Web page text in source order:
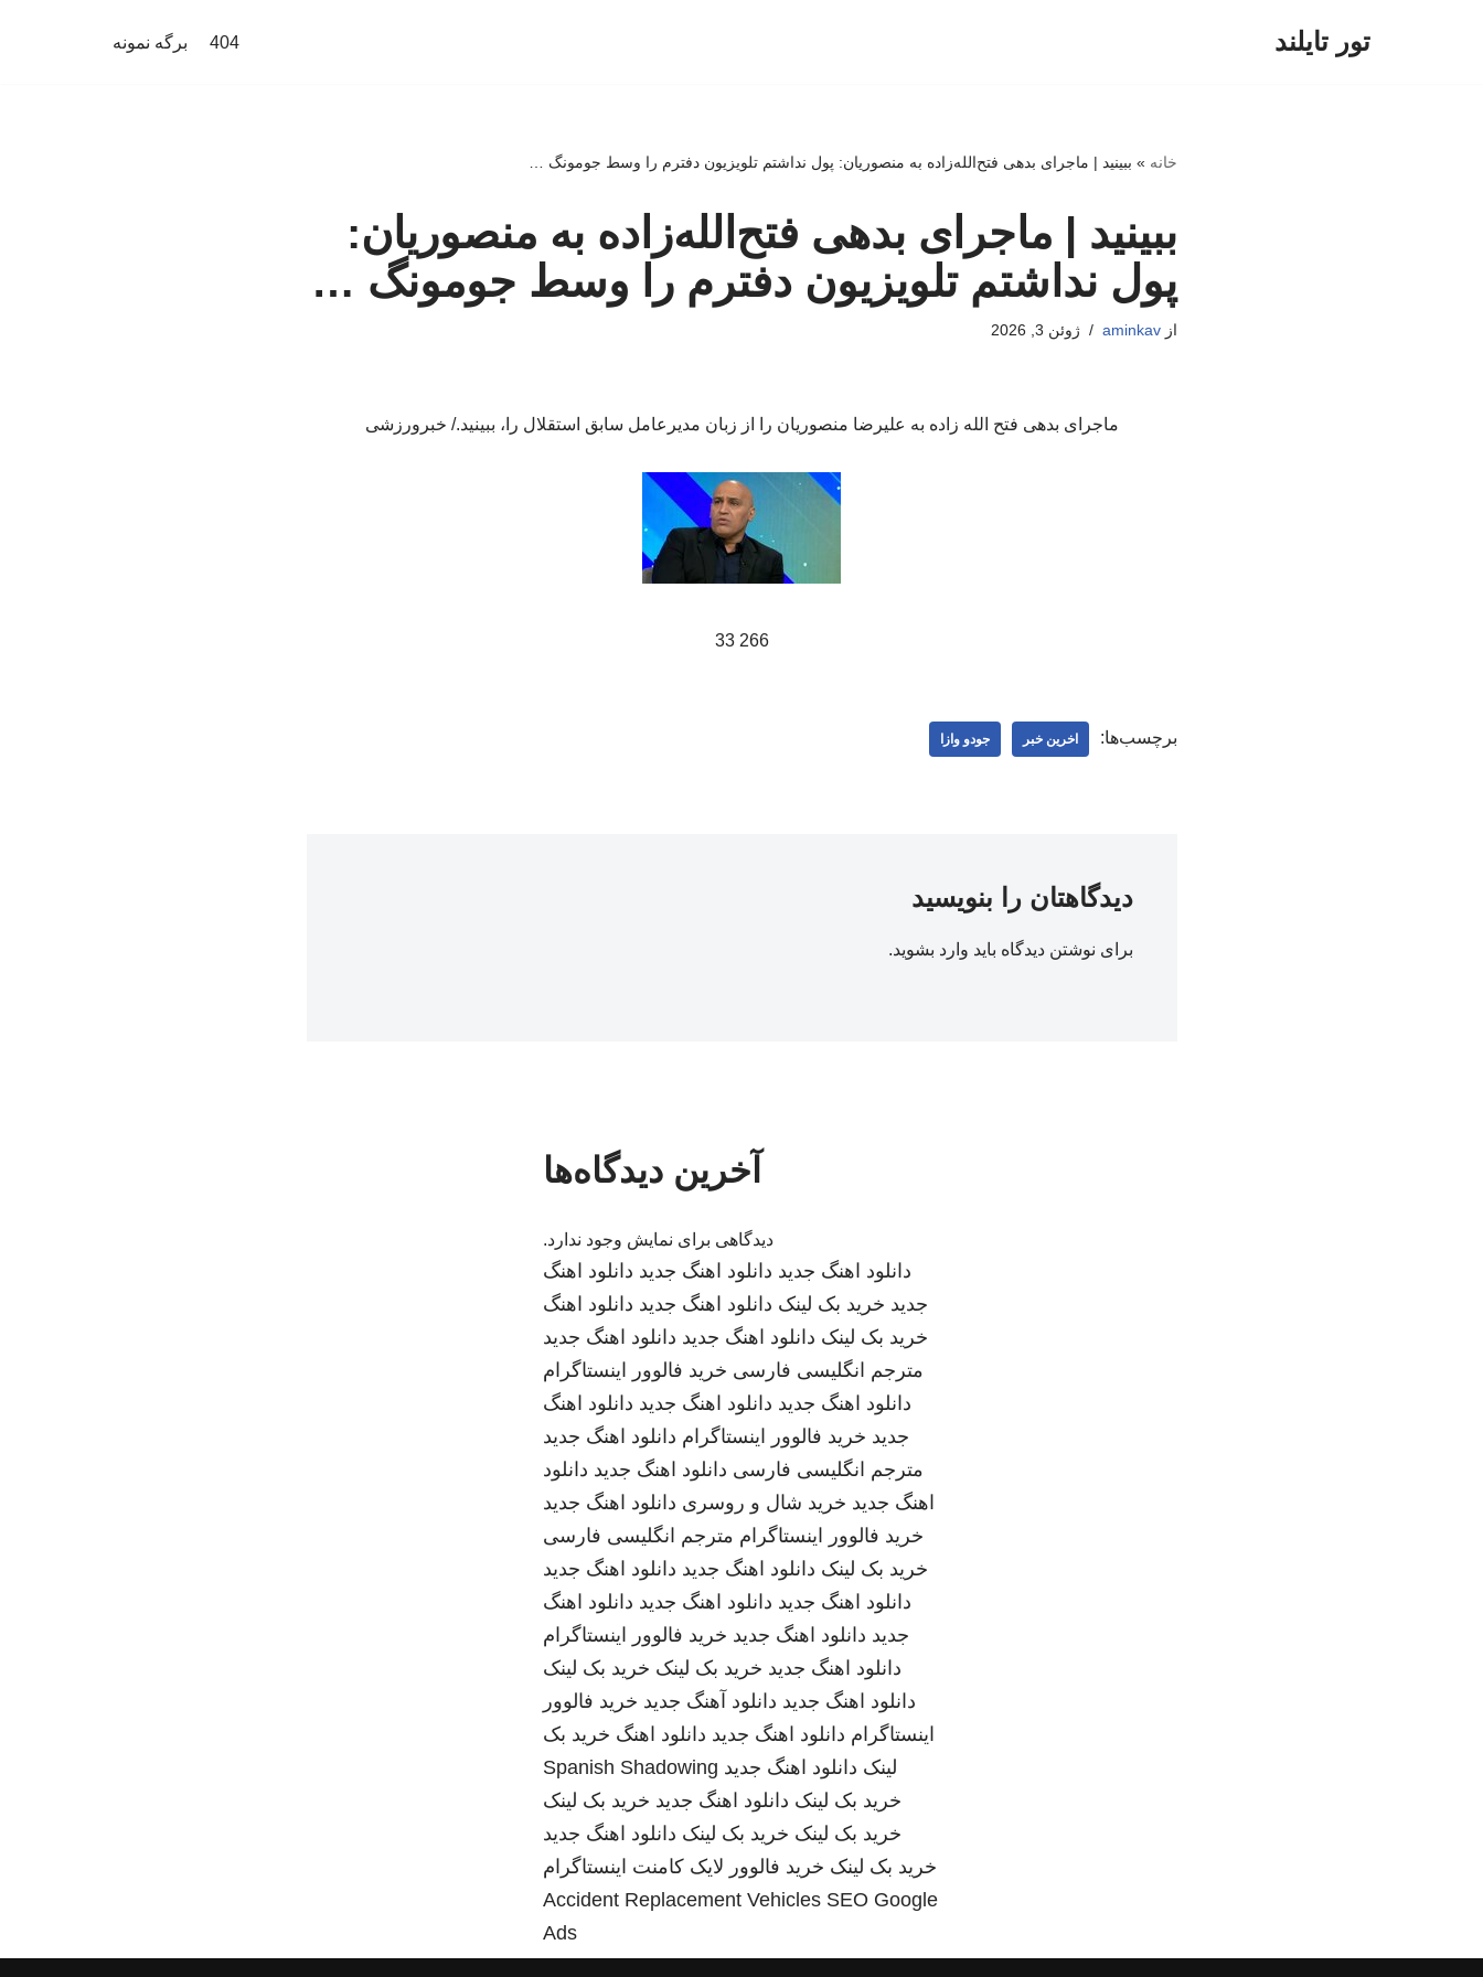
تور تایلند 404 برگه نمونه
خانه » ببینید | ماجرای بدهی فتح‌الله‌زاده به منصوریان: پول نداشتم تلویزیون دفترم را وسط جومونگ …
ببینید | ماجرای بدهی فتح‌الله‌زاده به منصوریان:
پول نداشتم تلویزیون دفترم را وسط جومونگ …
ازaminkav ژوئن 3, 2026
ماجرای بدهی فتح الله زاده به علیرضا منصوریان را از زبان مدیرعامل سابق استقلال را، ببینید./ خبرورزشی
266 33
برچسب‌ها: اخرین خبر جودو وازا
دیدگاهتان را بنویسید
برای نوشتن دیدگاه باید وارد بشوید.
آخرین دیدگاه‌ها
دیدگاهی برای نمایش وجود ندارد.
دانلود اهنگ جدید دانلود اهنگ جدید دانلود اهنگ
جدید خرید بک لینک دانلود اهنگ جدید دانلود اهنگ
خرید بک لینک دانلود اهنگ جدید دانلود اهنگ جدید
مترجم انگلیسی فارسی خرید فالوور اینستاگرام
دانلود اهنگ جدید دانلود اهنگ جدید دانلود اهنگ
جدید خرید فالوور اینستاگرام دانلود اهنگ جدید
مترجم انگلیسی فارسی دانلود اهنگ جدید دانلود
اهنگ جدید خرید شال و روسری دانلود اهنگ جدید
خرید فالوور اینستاگرام مترجم انگلیسی فارسی
خرید بک لینک دانلود اهنگ جدید دانلود اهنگ جدید
دانلود اهنگ جدید دانلود اهنگ جدید دانلود اهنگ
جدید دانلود اهنگ جدید خرید فالوور اینستاگرام
دانلود اهنگ جدید خرید بک لینک خرید بک لینک
دانلود اهنگ جدید دانلود آهنگ جدید خرید فالوور
اینستاگرام دانلود اهنگ جدید دانلود اهنگ خرید بک
لینک دانلود اهنگ جدید Spanish Shadowing
خرید بک لینک دانلود اهنگ جدید خرید بک لینک
خرید بک لینک خرید بک لینک دانلود اهنگ جدید
خرید بک لینک خرید فالوور لایک کامنت اینستاگرام
Accident Replacement Vehicles SEO Google
Ads